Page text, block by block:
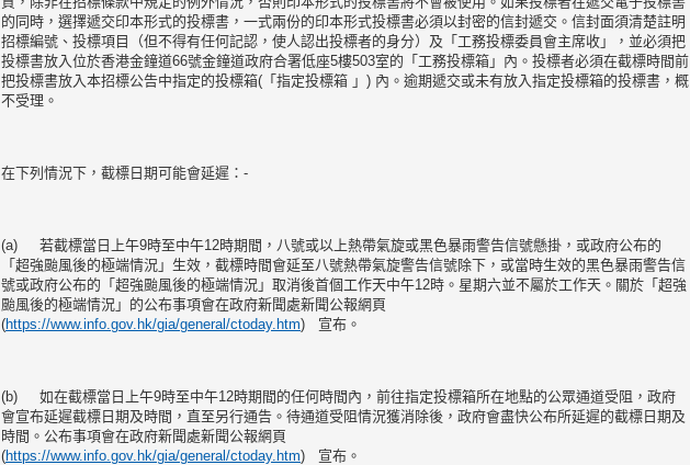
的同時，選擇遞交印本形式的投標書，一式兩份的印本形式投標書必須以封密的信封遞交。信封面須清楚註明
招標編號、投標項目（但不得有任何記認，使人認出投標者的身分）及「工務投標委員會主席收」，並必須把
投標書放入位於香港金鐘道66號金鐘道政府合署低座5樓503室的「工務投標箱」內。投標者必須在截標時間前
把投標書放入本招標公告中指定的投標箱(「指定投標箱 」) 內。逾期遞交或未有放入指定投標箱的投標書，概
不受理。
在下列情況下，截標日期可能會延遲：-
(a) 若截標當日上午9時至中午12時期間，八號或以上熱帶氣旋或黑色暴雨警告信號懸掛，或政府公布的
「超強颱風後的極端情況」生效，截標時間會延至八號熱帶氣旋警告信號除下，或當時生效的黑色暴雨警告信
號或政府公布的「超強颱風後的極端情況」取消後首個工作天中午12時。星期六並不屬於工作天。關於「超強
颱風後的極端情況」的公布事項會在政府新聞處新聞公報網頁
(https://www.info.gov.hk/gia/general/ctoday.htm) 宣布。
(b) 如在截標當日上午9時至中午12時期間的任何時間內，前往指定投標箱所在地點的公眾通道受阻，政府
會宣布延遲截標日期及時間，直至另行通告。待通道受阻情況獲消除後，政府會盡快公布所延遲的截標日期及
時間。公布事項會在政府新聞處新聞公報網頁
(https://www.info.gov.hk/gia/general/ctoday.htm) 宣布。